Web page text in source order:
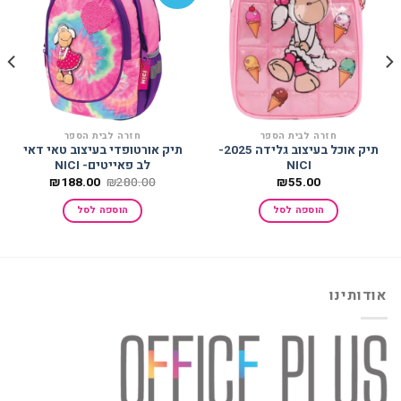
הוסף
למועדפים
חזרה לבית הספר
תיק אוכל בעיצוב גלידה 2025-
NICI
₪55.00
הוספה לסל
למועדפים
חזרה לבית הספר
תיק אורטופדי בעיצוב טאי דאי
לב פאייטים- NICI
₪280.00 המחיר
היה:
₪280.00.
₪188.00 המחיר
הוספה לסל
אודותינו